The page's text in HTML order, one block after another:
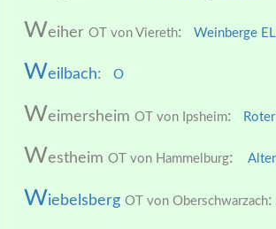
Weiher OT von Viereth: Weinberge EL
Weilbach: O
Weimersheim OT von Ipsheim:
Westheim OT von Hammelburg:
Wiebelsberg OT von Oberschwarzach: